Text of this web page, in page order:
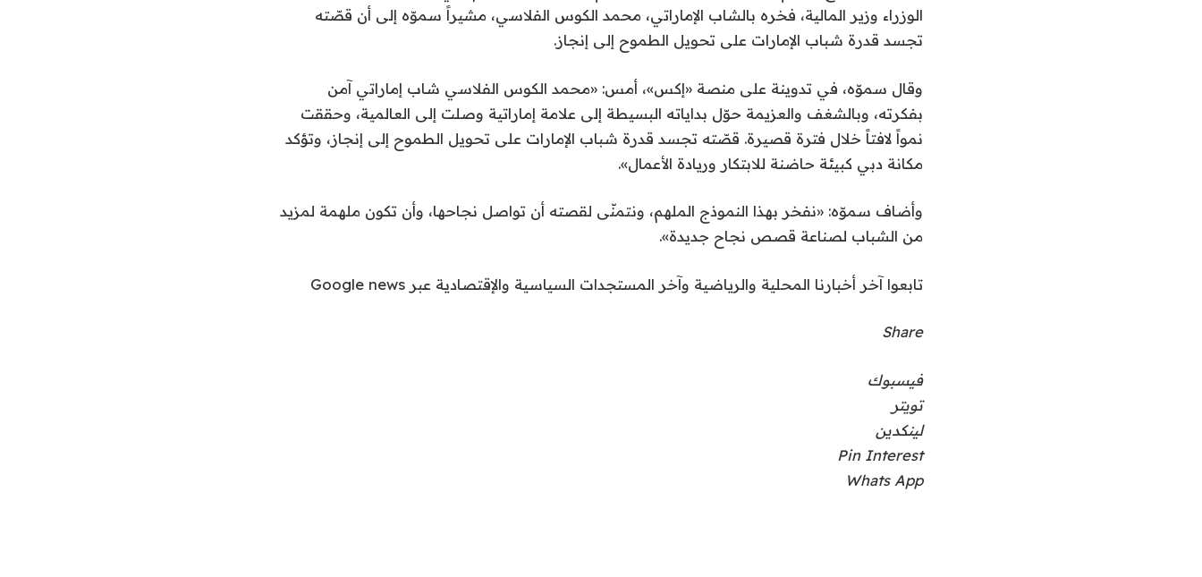
الوزراء وزير المالية، فخره بالشاب الإماراتي، محمد الكوس الفلاسي، مشيراً سموّه إلى أن قصّته
تجسد قدرة شباب الإمارات على تحويل الطموح إلى إنجاز.
وقال سموّه، في تدوينة على منصة «إكس»، أمس: «محمد الكوس الفلاسي شاب إماراتي آمن
بفكرته، وبالشغف والعزيمة حوّل بداياته البسيطة إلى علامة إماراتية وصلت إلى العالمية، وحققت
نمواً لافتاً خلال فترة قصيرة. قصّته تجسد قدرة شباب الإمارات على تحويل الطموح إلى إنجاز، وتؤكد
مكانة دبي كبيئة حاضنة للابتكار وريادة الأعمال».
وأضاف سموّه: «نفخر بهذا النموذج الملهم، ونتمنّى لقصته أن تواصل نجاحها، وأن تكون ملهمة لمزيد
من الشباب لصناعة قصص نجاح جديدة».
تابعوا آخر أخبارنا المحلية والرياضية وآخر المستجدات السياسية والإقتصادية عبر Google news
Share
فيسبوك
تويتر
لينكدين
Pin Interest
Whats App